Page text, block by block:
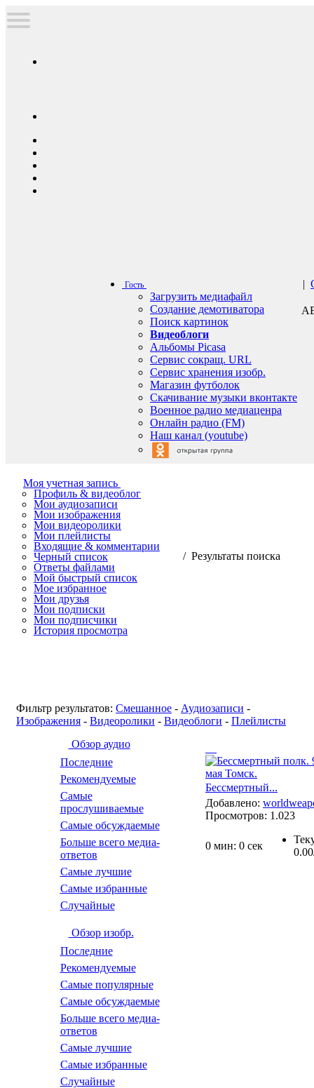
Гость
Загрузить медиафайл
Создание демотиватора
Поиск картинок
Видеоблоги
Альбомы Picasa
Сервис сокращ. URL
Сервис хранения изобр.
Магазин футболок
Скачивание музыки вконтакте
Военное радио медиаценра
Онлайн радио (FM)
Наш канал (youtube)
|
Моя учетная запись
Профиль & видеоблог
Мои аудиозаписи
Мои изображения
Мои видеоролики
Мои плейлисты
Входящие & комментарии
Черный список
Ответы файлами
Мой быстрый список
Мое избранное
Мои друзья
Мои подписки
Мои подписчики
История просмотра
/ Результаты поиска
Фильтр результатов: Смешанное - Аудиозаписи -
Изображения - Видеоролики - Видеоблоги - Плейлисты
Обзор аудио
Последние
Рекомендуемые
Самые
прослушиваемые
Самые обсуждаемые
Больше всего медиа-
ответов
Самые лучшие
Самые избранные
Случайные
Обзор изобр.
Последние
Рекомендуемые
Самые популярные
Самые обсуждаемые
Больше всего медиа-
ответов
Самые лучшие
Самые избранные
Случайные
Бессмертный...
Добавлено:
Просмотров: 1.023
0 мин: 0 сек